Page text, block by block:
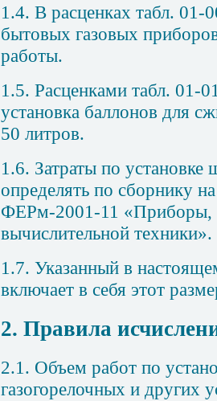
1.4. В расценках табл. 01-
бытовых газовых
работы.
1.5. Расценками табл. 01-
установка баллонов для
50 литров.
1.6. Затраты по
определять по сборнику
ФЕРм-2001-11 «Приборы,
вычислительной техники».
1.7. Указанный в
включает в себя этот
2. Правила
2.1. Объем работ по
газогорелочных и других